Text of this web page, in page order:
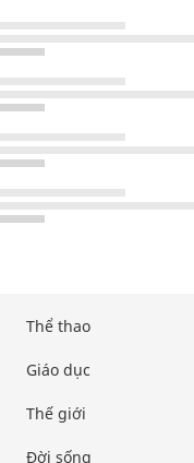
Thể thao
Giáo dục
Thế giới
Đời sống